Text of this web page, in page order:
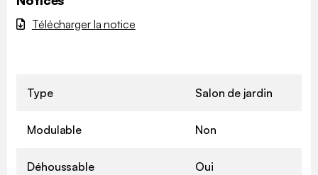
Télécharger la notice
Type Salon de jardin
Modulable Non
Déhoussable Oui